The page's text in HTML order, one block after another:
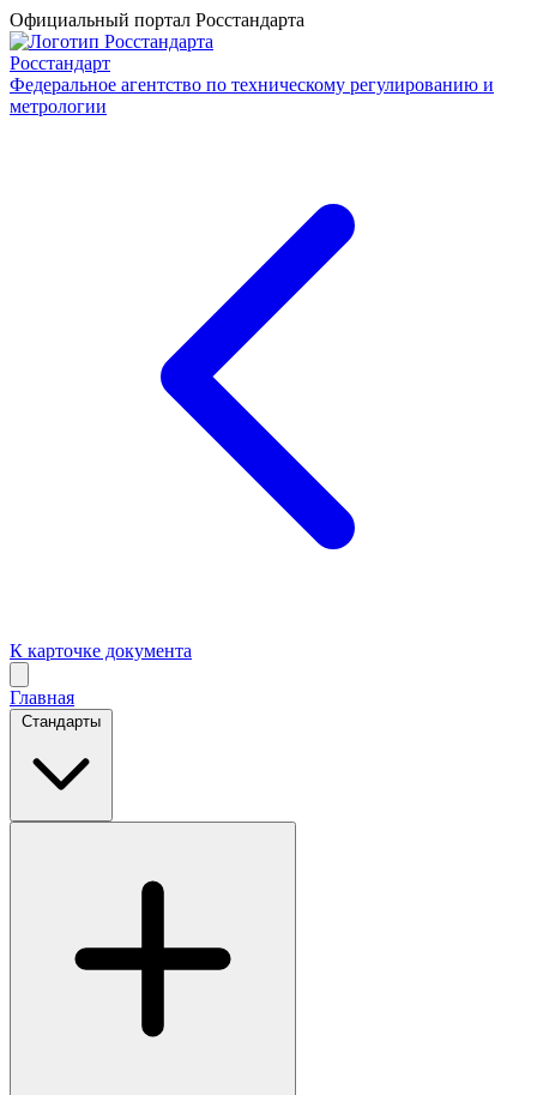
Официальный портал Росстандарта
Росстандарт
Федеральное агентство по техническому регулированию и
метрологии
К карточке документа
Главная
Стандарты